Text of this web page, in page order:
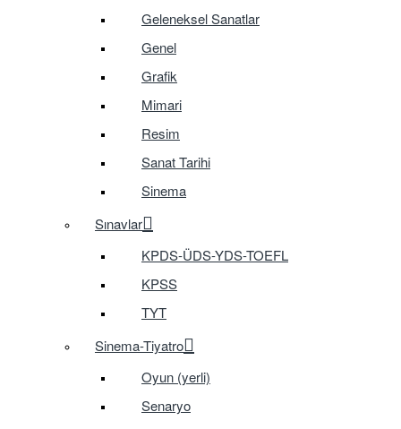
Geleneksel Sanatlar
Genel
Grafik
Mimari
Resim
Sanat Tarihi
Sinema
Sınavlar
KPDS-ÜDS-YDS-TOEFL
KPSS
TYT
Sinema-Tiyatro
Oyun (yerli)
Senaryo